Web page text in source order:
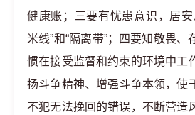
健康账；三要有忧患意识，居
米线”和“隔离带”；四要知敬畏
惯在接受监督和约束的环境中工
扬斗争精神、增强斗争本领，使
不犯无法挽回的错误，不断营造